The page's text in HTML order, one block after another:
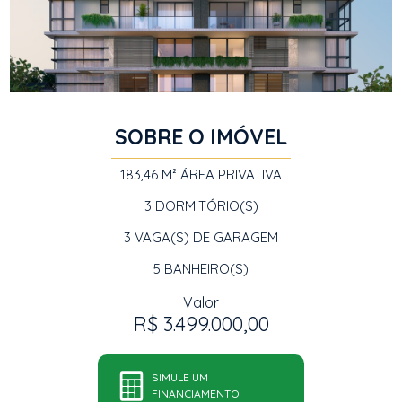
SOBRE O IMÓVEL
183,46 M² ÁREA PRIVATIVA
3 DORMITÓRIO(S)
3 VAGA(S) DE GARAGEM
5 BANHEIRO(S)
Valor
R$ 3.499.000,00
SIMULE UM
FINANCIAMENTO